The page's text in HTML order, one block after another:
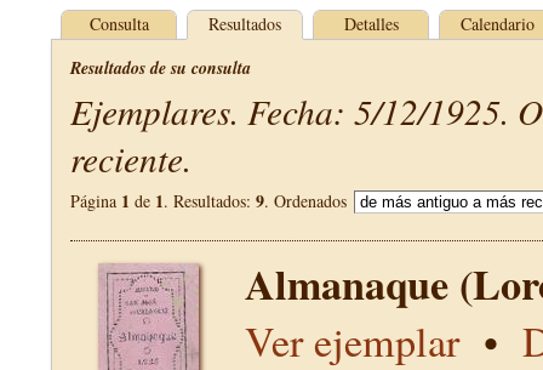
Consulta Resultados Detalles Calendario
Resultados de su consulta
Ejemplares. Fecha: 5/12/1925.
reciente.
Página 1 de 1. Resultados: 9. Ordenados
Almanaque
Ver ejemplar•